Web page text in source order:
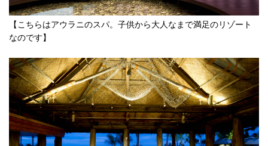
【こちらはアウラニのスパ。子供から大人なまで満足のリゾート
なのです】